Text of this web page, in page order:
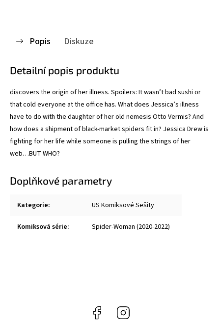
Popis Diskuze
Detailní popis produktu
discovers the origin of her illness. Spoilers: It wasn’t bad sushi or
that cold everyone at the office has. What does Jessica’s illness
have to do with the daughter of her old nemesis Otto Vermis? And
how does a shipment of black-market spiders fit in? Jessica Drew is
fighting for her life while someone is pulling the strings of her
web…BUT WHO?
Doplňkové parametry
Kategorie: US Komiksové Sešity
Komiksová série: Spider-Woman (2020-2022)
Facebook